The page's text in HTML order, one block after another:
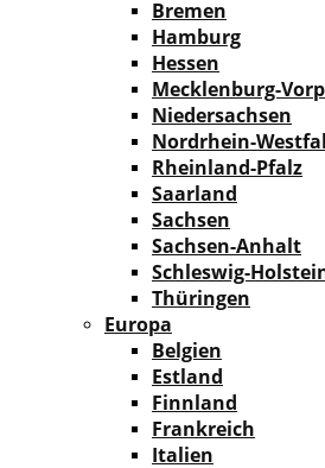
Bremen
Hamburg
Hessen
Mecklenburg-
Niedersachsen
Nordrhein-
Rheinland-Pfalz
Saarland
Sachsen
Sachsen-Anhalt
Schleswig-
Thüringen
Europa
Belgien
Estland
Finnland
Frankreich
Italien